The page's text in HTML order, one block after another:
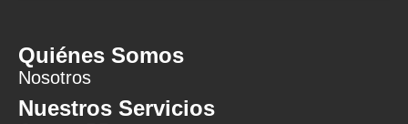
Quiénes Somos
Nosotros
Nuestros Servicios